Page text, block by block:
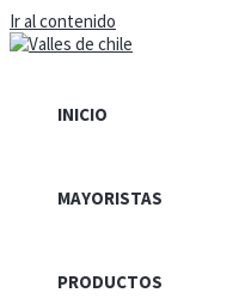
Ir al contenido
INICIO
MAYORISTAS
PRODUCTOS